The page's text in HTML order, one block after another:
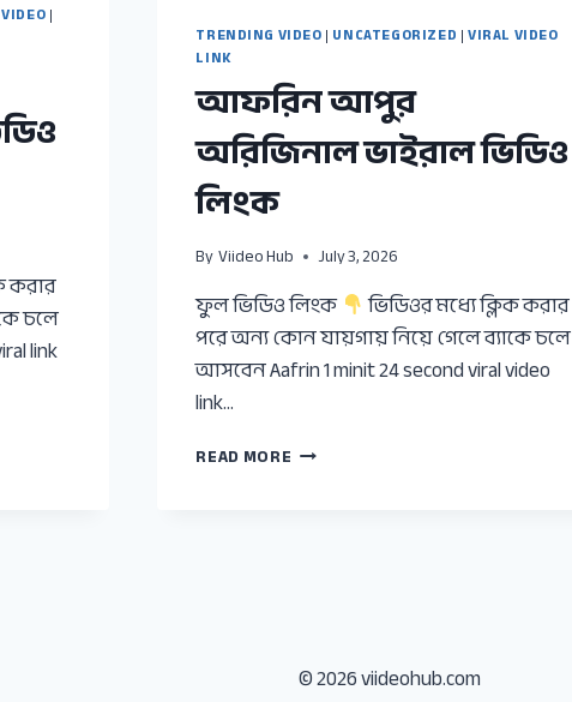
|
করার
চলে
link
TRENDING VIDEO| UNCATEGORIZED |VIRAL VIDEO
LINK
আফরিন আপুর
অরিজিনাল ভাইরাল ভিডিও
লিংক
ByViideo Hub July 3, 2026
ফুল ভিডিও লিংক
ভিডিওর মধ্যে ক্লিক করার
পরে অন্য কোন যায়গায় নিয়ে গেলে ব্যাকে চলে
আসবেন Aafrin 1 minit 24 second viral video
link…
READ MORE আফরিন
© 2026 viideohub.com